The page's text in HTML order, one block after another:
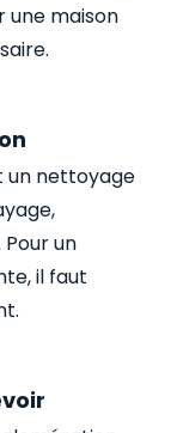
une maison
un nettoyage
un
il faut